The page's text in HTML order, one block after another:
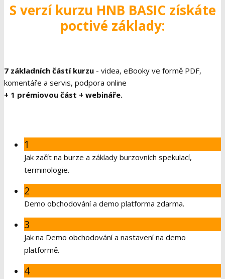
S verzí kurzu HNB BASIC získáte
poctivé základy:
7 základních částí kurzu - videa, eBooky ve formě PDF,
komentáře a servis, podpora online
+ 1 prémiovou část + webináře.
1
Jak začít na burze a základy burzovních spekulací,
terminologie.
2
Demo obchodování a demo platforma zdarma.
3
Jak na Demo obchodování a nastavení na demo
platformě.
4